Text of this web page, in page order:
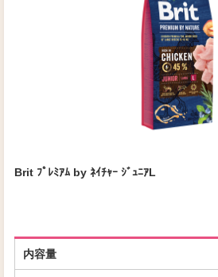
Brit ﾌﾟﾚﾐｱﾑ by ﾈｲﾁｬｰ ｼﾞｭﾆｱL